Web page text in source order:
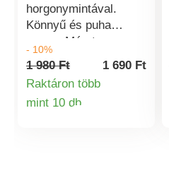
horgonymintával.
Könnyű és puha
anyag. Méret:
70x180cm. Anyag:
35% viszkóz, 65%
poliészter.
- 10%
1 980 Ft
1 690 Ft
Raktáron több
mint 10 db